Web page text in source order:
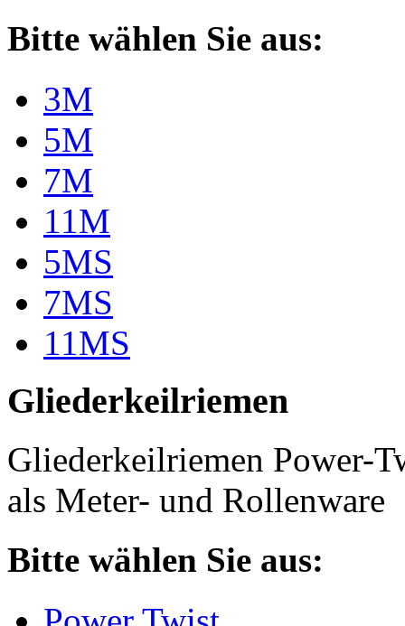
Bitte wählen Sie aus:
3M
5M
7M
11M
5MS
7MS
11MS
Gliederkeilriemen
Gliederkeilriemen Power-
als Meter- und Rollenware
Bitte wählen Sie aus: